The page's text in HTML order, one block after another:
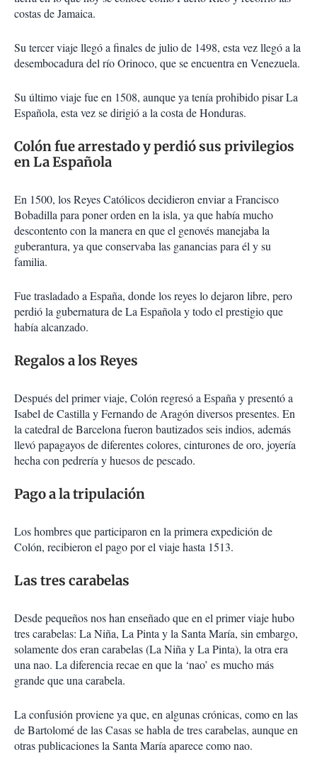
costas de Jamaica.
Su tercer viaje llegó a finales de julio de 1498, esta vez llegó a la
desembocadura del río Orinoco, que se encuentra en Venezuela.
Su último viaje fue en 1508, aunque ya tenía prohibido pisar La
Española, esta vez se dirigió a la costa de Honduras.
Colón fue arrestado y perdió sus privilegios
en La Española
En 1500, los Reyes Católicos decidieron enviar a Francisco
Bobadilla para poner orden en la isla, ya que había mucho
descontento con la manera en que el genovés manejaba la
guberantura, ya que conservaba las ganancias para él y su
familia.
Fue trasladado a España, donde los reyes lo dejaron libre, pero
perdió la gubernatura de La Española y todo el prestigio que
había alcanzado.
Regalos a los Reyes
Después del primer viaje, Colón regresó a España y presentó a
Isabel de Castilla y Fernando de Aragón diversos presentes. En
la catedral de Barcelona fueron bautizados seis indios, además
llevó papagayos de diferentes colores, cinturones de oro, joyería
hecha con pedrería y huesos de pescado.
Pago a la tripulación
Los hombres que participaron en la primera expedición de
Colón, recibieron el pago por el viaje hasta 1513.
Las tres carabelas
Desde pequeños nos han enseñado que en el primer viaje hubo
tres carabelas: La Niña, La Pinta y la Santa María, sin embargo,
solamente dos eran carabelas (La Niña y La Pinta), la otra era
una nao. La diferencia recae en que la ‘nao’ es mucho más
grande que una carabela.
La confusión proviene ya que, en algunas crónicas, como en las
de Bartolomé de las Casas se habla de tres carabelas, aunque en
otras publicaciones la Santa María aparece como nao.